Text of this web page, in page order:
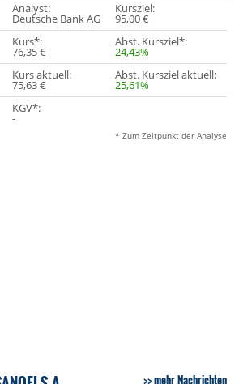
Analyst:
Deutsche Bank AG
Kursziel:
95,00 €
Kurs*:
76,35 €
Abst. Kursziel*:
24,43%
Kurs aktuell:
75,63 €
Abst. Kursziel aktuell:
25,61%
KGV*:
-
* Zum Zeitpunkt der Analyse
mehr Nachrichten